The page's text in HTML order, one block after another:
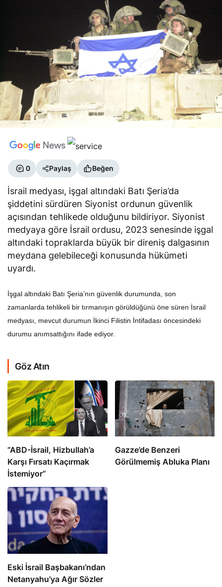
0 Paylaş Beğen
İsrail medyası, işgal altındaki Batı Şeria’da
şiddetini sürdüren Siyonist ordunun güvenlik
açısından tehlikede olduğunu bildiriyor. Siyonist
medyaya göre İsrail ordusu, 2023 senesinde işgal
altındaki topraklarda büyük bir direniş dalgasının
meydana gelebileceği konusunda hükümeti
uyardı.
İşgal altındaki Batı Şeria’nın güvenlik durumunda, son
zamanlarda tehlikeli bir tırmanışın görüldüğünü öne süren İsrail
medyası, mevcut durumun İkinci Filistin İntifadası öncesindeki
durumu anımsattığını ifade ediyor.
Göz Atın
​​​​​​​”ABD-İsrail, Hizbullah’a
Karşı Fırsatı Kaçırmak
İstemiyor”
​​​​​​​Gazze’de Benzeri
Görülmemiş Abluka Planı
Eski İsrail Başbakanı’ndan
Netanyahu’ya Ağır Sözler